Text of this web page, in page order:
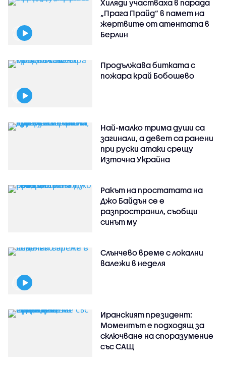
Хиляди участваха в парада
„Прага Прайд“ в памет на
жертвите от атентата в
Берлин
Продължава битката с
пожара край Бобошево
Най-малко трима души са
загинали, а девет са ранени
при руски атаки срещу
Източна Украйна
Ракът на простатата на
Джо Байдън се е
разпространил, съобщи
синът му
Слънчево време с локални
валежи в неделя
Иранският президент:
Моментът е подходящ за
сключване на споразумение
със САЩ